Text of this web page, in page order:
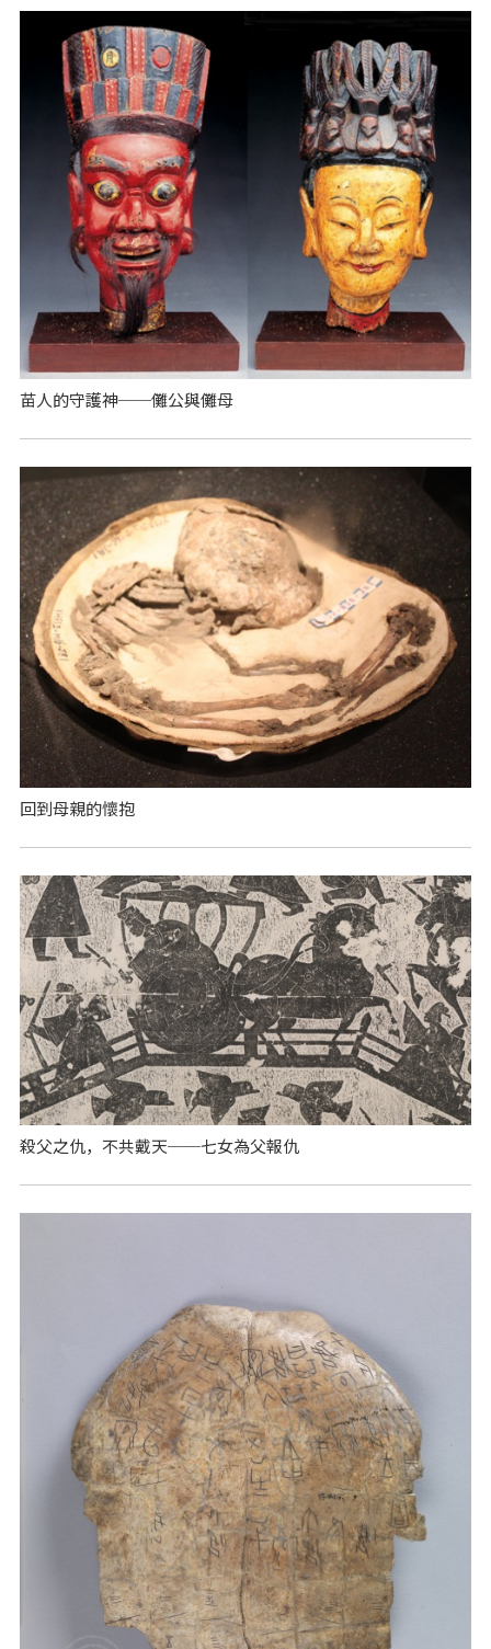
苗人的守護神──儺公與儺母
回到母親的懷抱
殺父之仇，不共戴天──七女為父報仇